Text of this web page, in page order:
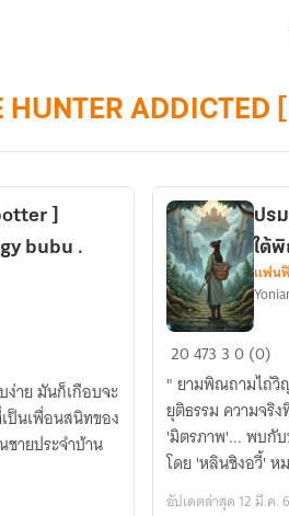
ADDICTED
]
bubu .
ง่าย มันก็เกือบจะ
ป็นเพื่อนสนิทของ
ายประจำบ้าน
ปรมาจารย์
มาร
:
ความ
ลับ
ใต้
ปร
ใต้
แฟน
20473 30 (0)
" ยามพิณถามไถ่
ยุติธรรม ความจริ
'มิตรภาพ'... พบกั
โดย 'หลินชิงอวี้'
อัปเดตล่าสุด 12 มี.ค.